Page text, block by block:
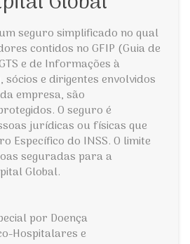
seguro simplificado no qual
contidos no GFIP (Guia de
e de Informações à
sócios e dirigentes envolvidos
empresa, são
O seguro é
jurídicas ou físicas que
Específico do INSS. O limite
seguradas para a
Global.
por Doença
Hospitalares e